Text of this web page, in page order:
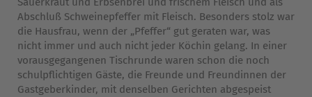
Abschluß Schweinepfeffer mit Fleisch. Besonders stolz war
die Hausfrau, wenn der „Pfeffer“ gut geraten war, was
nicht immer und auch nicht jeder Köchin gelang. In einer
vorausgegangenen Tischrunde waren schon die noch
schulpflichtigen Gäste, die Freunde und Freundinnen der
Gastgeberkinder, mit denselben Gerichten abgespeist